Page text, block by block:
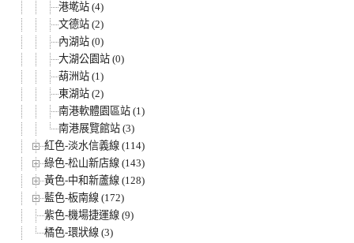
港墘站 (4)
文德站 (2)
內湖站 (0)
大湖公園站 (0)
葫洲站 (1)
東湖站 (2)
南港軟體園區站 (1)
南港展覽館站 (3)
紅色-淡水信義線 (114)
綠色-松山新店線 (143)
黃色-中和新蘆線 (128)
藍色-板南線 (172)
紫色-機場捷運線 (9)
橘色-環狀線 (3)